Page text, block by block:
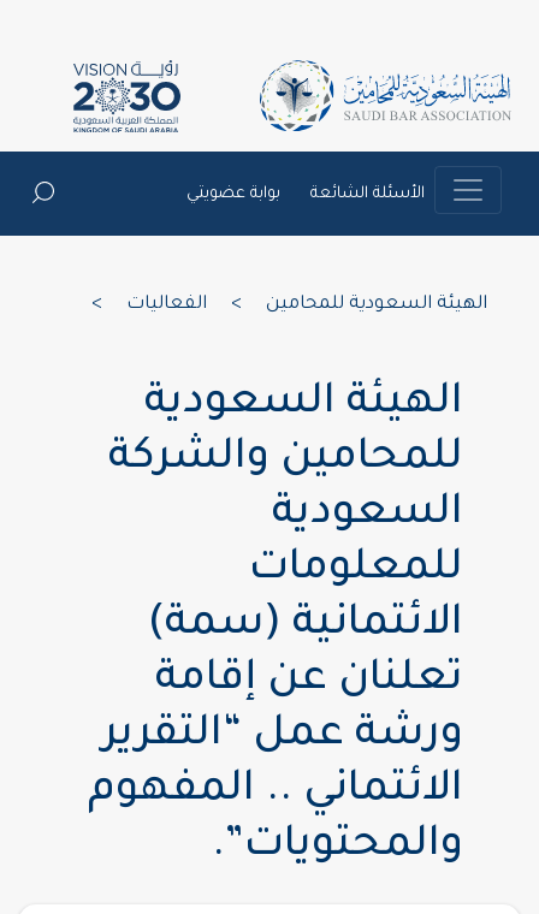
الأسئلة الشائعة بوابة عضويتي
الهيئة السعودية للمحامين الفعاليات
الهيئة السعودية
للمحامين والشركة
السعودية
للمعلومات
الائتمانية (سمة)
تعلنان عن إقامة
ورشة عمل “التقرير
الائتماني .. المفهوم
والمحتويات”.